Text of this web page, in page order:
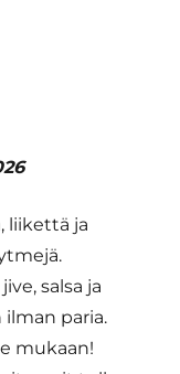
liikettä ja
salsa ja
paria.
mukaan!